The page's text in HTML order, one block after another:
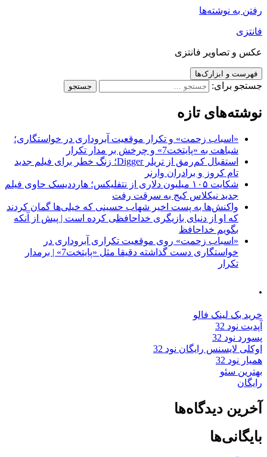
رفتن به نوشته‌ها
فانتزی
عکس و تصاویر فانتزی
فهرست و ابزارک‌ها
جستجو برای:
نوشته‌های تازه
«اسباب زحمت» و تکرار موقعیت آبروداری در خواستگاری؛
شباهت به «پایتخت7» و چرخش بر مدار تکرار
استقبال کم‌رمق از تریلر Digger؛ زنگ خطر برای فیلم جدید
تام کروز و برادران وارنر
شکایت ۱۰۵ میلیون دلاری از نتفلیکس؛ هارددیسک حاوی فیلم
جدید نیکلاس کیج به سرقت رفت
واکنش‌ها به پست اخیر شهاب حسینی که خیلی‌ها گمان کردند
که او از دنیای بازیگری خداحافظی کرده است | پیش از آنکه
بگویم خداحافظ
«اسباب زحمت» روی موقعیت تکراری آبروداری در
خواستگاری دست گذاشته دقیقا مثل «پایتخت7» | برمدار
تکرار
.
خرید بک لینک فالو
آپدیت نود 32
پسورد نود 32
اوکلی لایسنس رایگان نود 32
همیار نود 32
بهترین سئو
رایگان
آخرین دیدگاه‌ها
بایگانی‌ها